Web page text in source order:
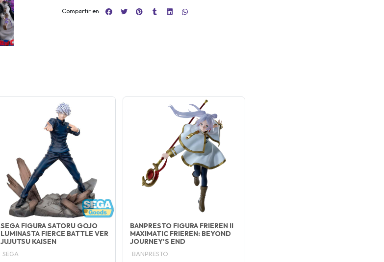
Compartir en:
SEGA FIGURA SATORU GOJO
LUMINASTA FIERCE BATTLE VER
JUJUTSU KAISEN
SEGA
BANPRESTO FIGURA FRIEREN II
MAXIMATIC FRIEREN: BEYOND
JOURNEY'S END
BANPRESTO